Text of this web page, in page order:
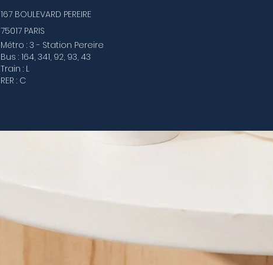
167 BOULEVARD PEREIRE
75017 PARIS
Métro : 3 - Station Pereire
Bus : 164, 341, 92, 93, 43
Train : L
RER : C